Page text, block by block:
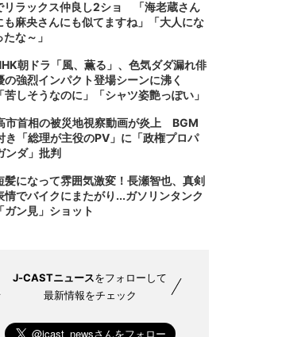
リラックス仲良し2ショ 「海老蔵さん
も麻央さんにも似てますね」「大人にな
たな～」
朝ドラ「風、薫る」、色気ダダ漏れ俳
の強烈インパクト登場シーンに沸く
「苦しそうなのに」「シャツ姿艶っぽい」
市首相の被災地視察動画が炎上 BGM
き「総理が主役のPV」に「政権プロパ
ンダ」批判
髪になって雰囲気激変！長瀬智也、真剣
情でバイクにまたがり...ガソリンタンク
「ガン見」ショット
J-CASTニュースをフォローして
最新情報をチェック